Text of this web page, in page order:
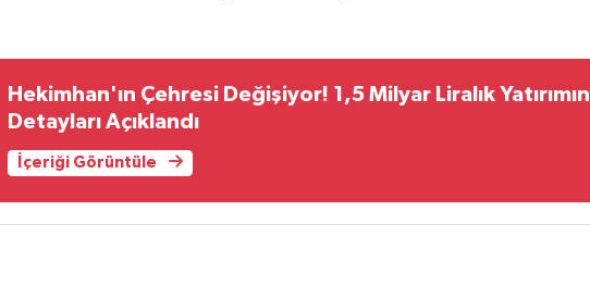
Hekimhan'ın Çehresi Değişiyor! 1,5 Milyar Liralık Yatırımın
Detayları Açıklandı
İçeriği Görüntüle